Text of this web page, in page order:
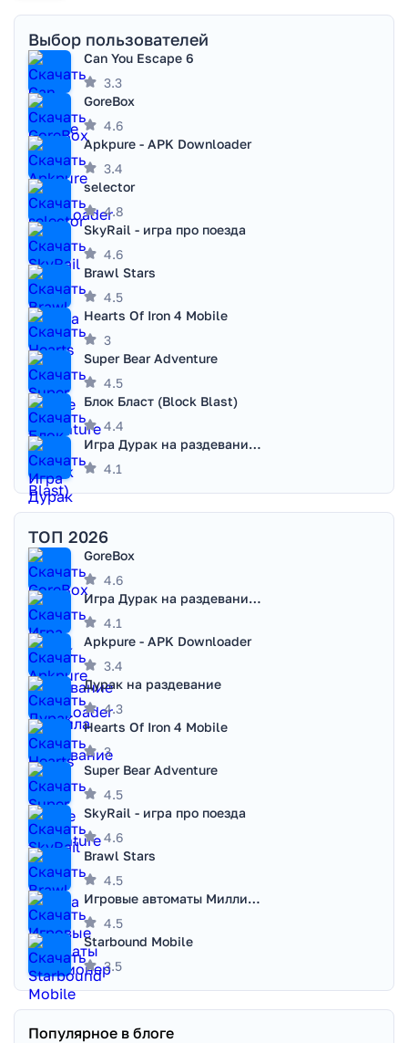
Выбор пользователей
Can You Escape 6
3.3
GoreBox
4.6
Apkpure - APK Downloader
3.4
selector
4.8
SkyRail - игра про поезда
4.6
Brawl Stars
4.5
Hearts Of Iron 4 Mobile
3
Super Bear Adventure
4.5
Блок Бласт (Block Blast)
4.4
Игра Дурак на раздевание - Правила игры
4.1
ТОП 2026
GoreBox
4.6
Игра Дурак на раздевание - Правила игры
4.1
Apkpure - APK Downloader
3.4
Дурак на раздевание
4.3
Hearts Of Iron 4 Mobile
3
Super Bear Adventure
4.5
SkyRail - игра про поезда
4.6
Brawl Stars
4.5
Игровые автоматы Миллионер
4.5
Starbound Mobile
3.5
Популярное в блоге